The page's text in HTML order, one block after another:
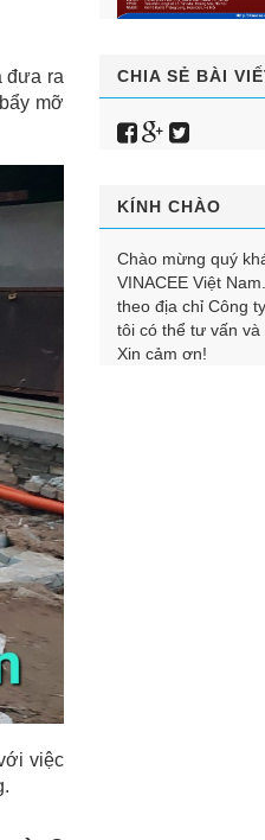
đưa ra
mỡ
việc
CHIA SẺ BÀI
KÍNH CHÀO
Chào mừng quý
VINACEE Việt
theo địa chỉ Công
tôi có thể tư vấn và
Xin cảm ơn!